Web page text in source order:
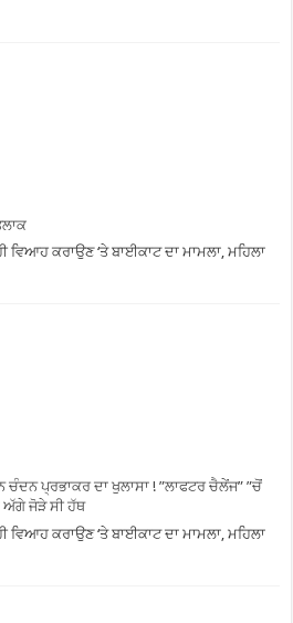
ਵਿਆਹ ਕਰਾਉਣ ‘ਤੇ ਬਾਈਕਾਟ ਦਾ ਮਾਮਲਾ, ਮਹਿਲਾ
ਚੰਦਨ ਪ੍ਰਭਾਕਰ ਦਾ ਖੁਲਾਸਾ ! ”ਲਾਫਟਰ ਚੈਲੇਂਜ” ”ਚੋਂ
ਅੱਗੇ ਜੋੜੇ ਸੀ ਹੱਥ
ਵਿਆਹ ਕਰਾਉਣ ‘ਤੇ ਬਾਈਕਾਟ ਦਾ ਮਾਮਲਾ, ਮਹਿਲਾ